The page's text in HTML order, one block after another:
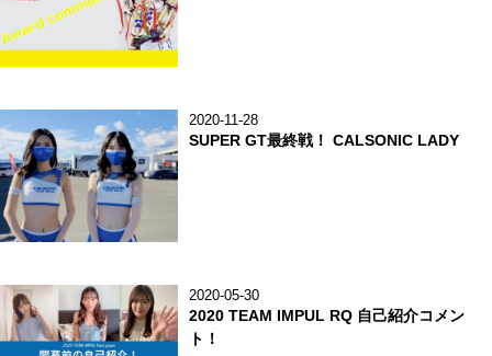
2020-11-28
SUPER GT最終戦！ CALSONIC LADY
2020-05-30
2020 TEAM IMPUL RQ 自己紹介コメン
ト！